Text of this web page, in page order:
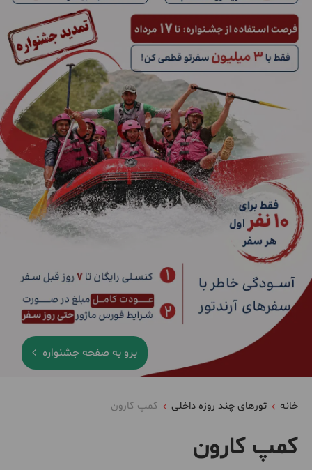
برو به صفحه جشنواره
خانه تورهای چند روزه داخلی کمپ کارون
کمپ کارون